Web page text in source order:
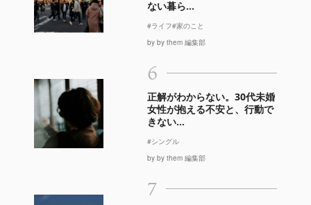
ない暮ら...
#ライフ#家のこと
by by them 編集部
6
正解がわからない。30代未婚
女性が抱える不安と、行動で
きない...
#シングル
by by them 編集部
7